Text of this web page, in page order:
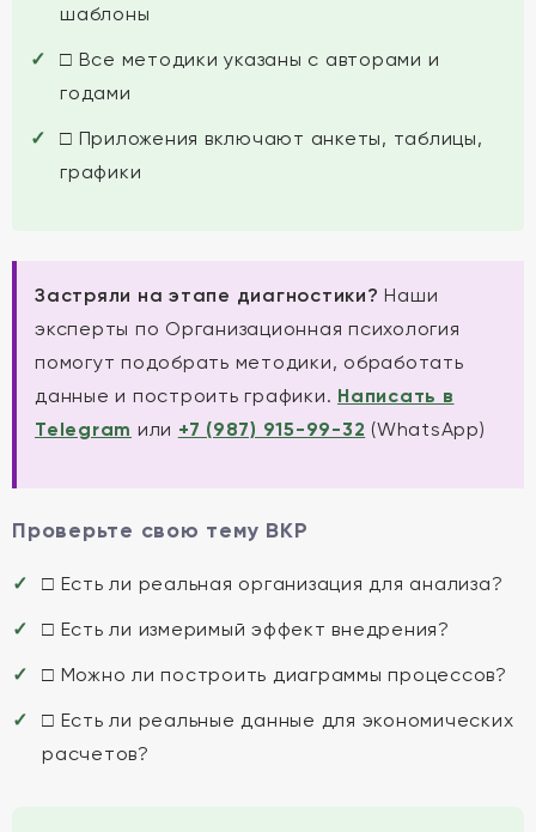
шаблоны
□ Все методики указаны с авторами и
годами
□ Приложения включают анкеты, таблицы,
графики
Застряли на этапе диагностики? Наши
эксперты по Организационная психология
помогут подобрать методики, обработать
данные и построить графики. Написать в
Telegram или +7 (987) 915-99-32 (WhatsApp)
Проверьте свою тему ВКР
□ Есть ли реальная организация для анализа?
□ Есть ли измеримый эффект внедрения?
□ Можно ли построить диаграммы процессов?
□ Есть ли реальные данные для экономических
расчетов?